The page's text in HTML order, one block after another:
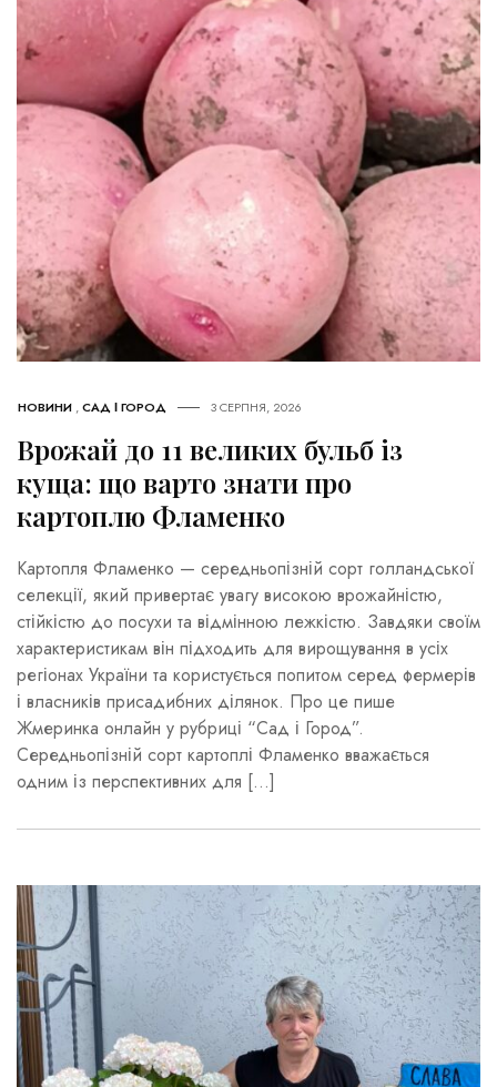
НОВИНИ ,САД І ГОРОД 3 СЕРПНЯ, 2026
Врожай до 11 великих бульб із
куща: що варто знати про
картоплю Фламенко
Картопля Фламенко — середньопізній сорт голландської
селекції, який привертає увагу високою врожайністю,
стійкістю до посухи та відмінною лежкістю. Завдяки своїм
характеристикам він підходить для вирощування в усіх
регіонах України та користується попитом серед фермерів
і власників присадибних ділянок. Про це пише
Жмеринка онлайн у рубриці “Сад і Город”.
Середньопізній сорт картоплі Фламенко вважається
одним із перспективних для […]